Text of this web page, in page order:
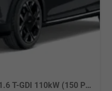
Edition MJ 2027 (Edition) 1.6 T-GDI 110kW (150 PS) 7-Gang DCT Automatikgetriebe